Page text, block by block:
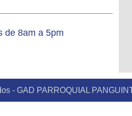
de 8am a 5pm
- GAD PARROQUIAL